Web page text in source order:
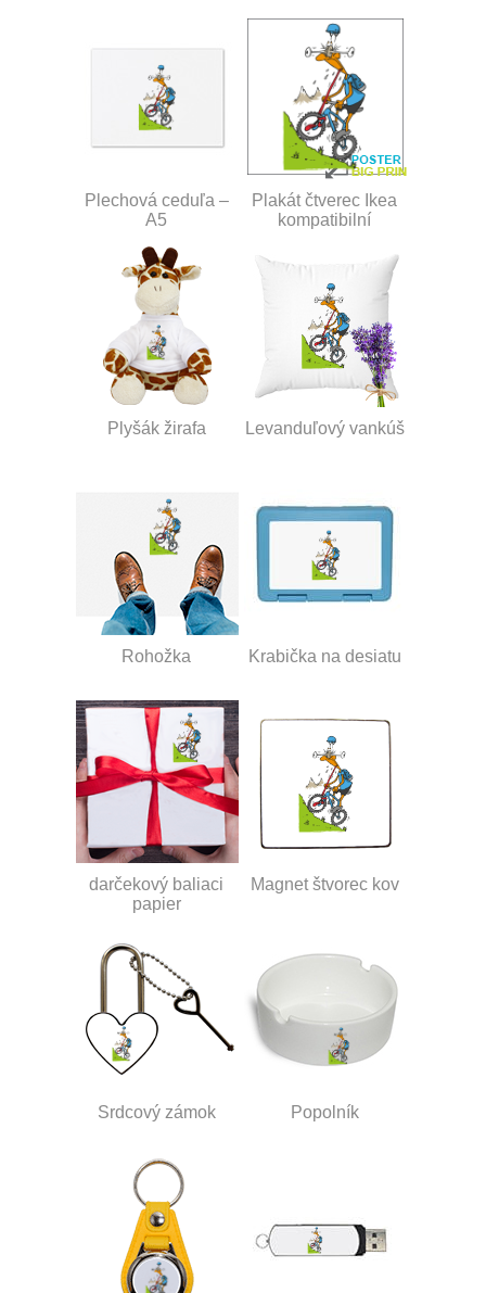
Plechová ceduľa –
A5
Plakát čtverec Ikea
kompatibilní
Plyšák žirafa Levanduľový vankúš
Rohožka Krabička na desiatu
darčekový baliaci
papier
Magnet štvorec kov
Srdcový zámok Popolník